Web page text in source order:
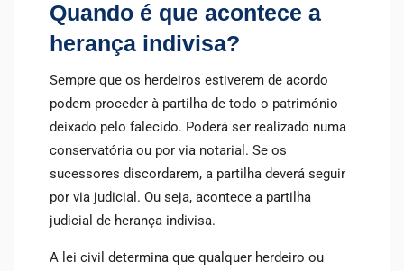
Quando é que acontece a
herança indivisa?
Sempre que os herdeiros estiverem de acordo
podem proceder à partilha de todo o património
deixado pelo falecido. Poderá ser realizado numa
conservatória ou por via notarial. Se os
sucessores discordarem, a partilha deverá seguir
por via judicial. Ou seja, acontece a partilha
judicial de herança indivisa.
A lei civil determina que qualquer herdeiro ou